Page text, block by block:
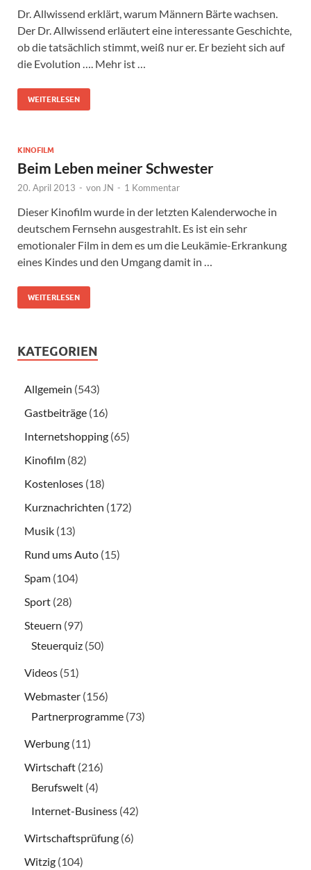
Dr. Allwissend erklärt, warum Männern Bärte wachsen.
Der Dr. Allwissend erläutert eine interessante Geschichte,
ob die tatsächlich stimmt, weiß nur er. Er bezieht sich auf
die Evolution …. Mehr ist …
WEITERLESEN
KINOFILM
Beim Leben meiner Schwester
20. April 2013 - von JN - 1 Kommentar
Dieser Kinofilm wurde in der letzten Kalenderwoche in
deutschem Fernsehn ausgestrahlt. Es ist ein sehr
emotionaler Film in dem es um die Leukämie-Erkrankung
eines Kindes und den Umgang damit in …
WEITERLESEN
KATEGORIEN
Allgemein (543)
Gastbeiträge (16)
Internetshopping (65)
Kinofilm (82)
Kostenloses (18)
Kurznachrichten (172)
Musik (13)
Rund ums Auto (15)
Spam (104)
Sport (28)
Steuern (97)
Steuerquiz (50)
Videos (51)
Webmaster (156)
Partnerprogramme (73)
Werbung (11)
Wirtschaft (216)
Berufswelt (4)
Internet-Business (42)
Wirtschaftsprüfung (6)
Witzig (104)